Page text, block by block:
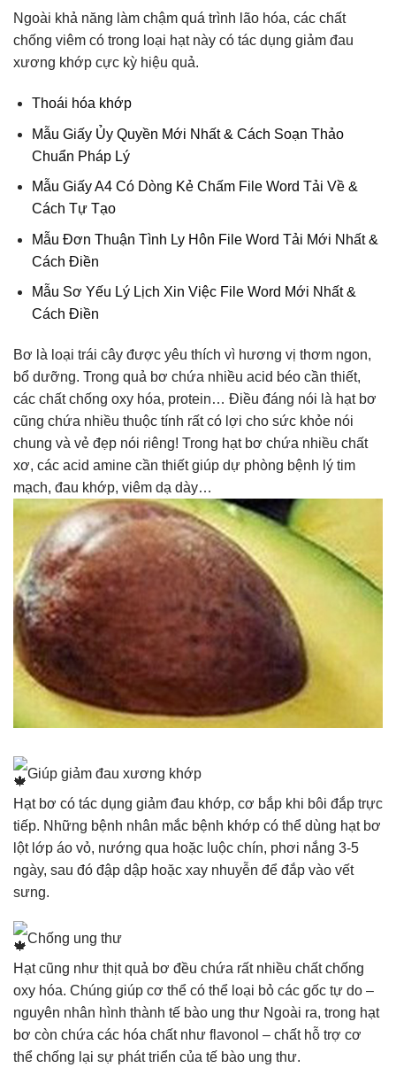
Ngoài khả năng làm chậm quá trình lão hóa, các chất
chống viêm có trong loại hạt này có tác dụng giảm đau
xương khớp cực kỳ hiệu quả.
Thoái hóa khớp
Mẫu Giấy Ủy Quyền Mới Nhất & Cách Soạn Thảo
Chuẩn Pháp Lý
Mẫu Giấy A4 Có Dòng Kẻ Chấm File Word Tải Về &
Cách Tự Tạo
Mẫu Đơn Thuận Tình Ly Hôn File Word Tải Mới Nhất &
Cách Điền
Mẫu Sơ Yếu Lý Lịch Xin Việc File Word Mới Nhất &
Cách Điền
Bơ là loại trái cây được yêu thích vì hương vị thơm ngon,
bổ dưỡng. Trong quả bơ chứa nhiều acid béo cần thiết,
các chất chống oxy hóa, protein… Điều đáng nói là hạt bơ
cũng chứa nhiều thuộc tính rất có lợi cho sức khỏe nói
chung và vẻ đẹp nói riêng! Trong hạt bơ chứa nhiều chất
xơ, các acid amine cần thiết giúp dự phòng bệnh lý tim
mạch, đau khớp, viêm dạ dày…
Giúp giảm đau xương khớp
Hạt bơ có tác dụng giảm đau khớp, cơ bắp khi bôi đắp trực
tiếp. Những bệnh nhân mắc bệnh khớp có thể dùng hạt bơ
lột lớp áo vỏ, nướng qua hoặc luộc chín, phơi nắng 3-5
ngày, sau đó đập dập hoặc xay nhuyễn để đắp vào vết
sưng.
Chống ung thư
Hạt cũng như thịt quả bơ đều chứa rất nhiều chất chống
oxy hóa. Chúng giúp cơ thể có thể loại bỏ các gốc tự do –
nguyên nhân hình thành tế bào ung thư Ngoài ra, trong hạt
bơ còn chứa các hóa chất như flavonol – chất hỗ trợ cơ
thể chống lại sự phát triển của tế bào ung thư.